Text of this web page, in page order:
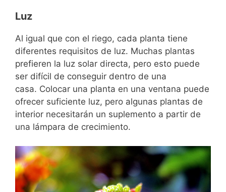
Luz
Al igual que con el riego, cada planta tiene
diferentes requisitos de luz. Muchas plantas
prefieren la luz solar directa, pero esto puede
ser difícil de conseguir dentro de una
casa. Colocar una planta en una ventana puede
ofrecer suficiente luz, pero algunas plantas de
interior necesitarán un suplemento a partir de
una lámpara de crecimiento.